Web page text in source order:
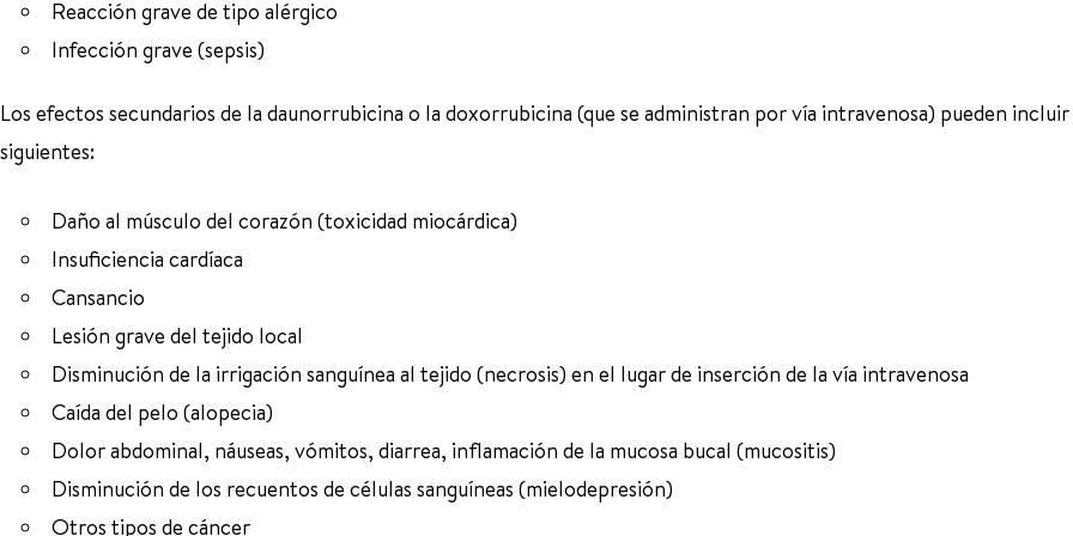
Reacción grave de tipo alérgico
Infección grave (sepsis)
Los efectos secundarios de la daunorrubicina o la doxorrubicina (que se administran por vía intravenosa) pueden
siguientes:
Daño al músculo del corazón (toxicidad miocárdica)
Insuficiencia cardíaca
Cansancio
Lesión grave del tejido local
Disminución de la irrigación sanguínea al tejido (necrosis) en el lugar de inserción de la vía intravenosa
Caída del pelo (alopecia)
Dolor abdominal, náuseas, vómitos, diarrea, inflamación de la mucosa bucal (mucositis)
Disminución de los recuentos de células sanguíneas (mielodepresión)
Otros tipos de cáncer